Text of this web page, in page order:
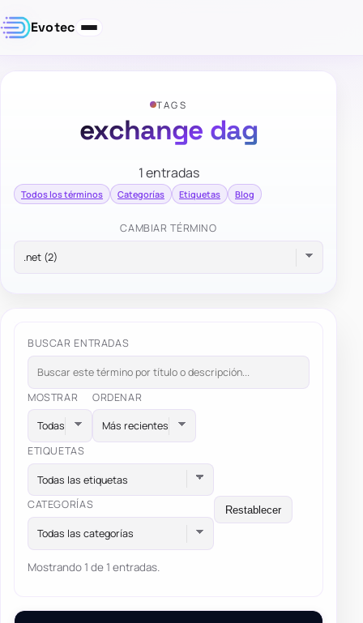
Evotec
TAGS
exchange dag
1 entradas
Todos los términos Categorías Etiquetas Blog
CAMBIAR TÉRMINO
BUSCAR ENTRADAS
MOSTRAR ORDENAR
ETIQUETAS
Todas las etiquetas
CATEGORÍAS
Todas las categorías
Restablecer
Mostrando 1 de 1 entradas.